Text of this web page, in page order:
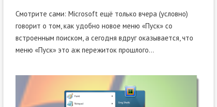
Смотрите сами: Microsoft ещё только вчера (условно)
говорит о том, как удобно новое меню «Пуск» со
встроенным поиском, а сегодня вдруг оказывается, что
меню «Пуск» это аж пережиток прошлого…